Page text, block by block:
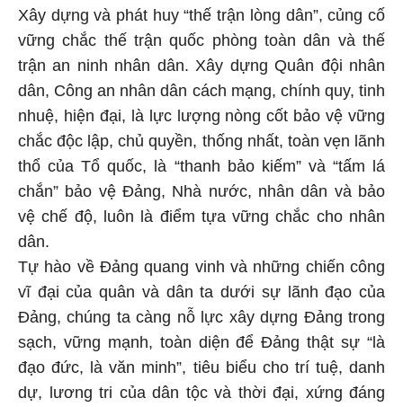
Xây dựng và phát huy “thế trận lòng dân”, củng cố
vững chắc thế trận quốc phòng toàn dân và thế
trận an ninh nhân dân. Xây dựng Quân đội nhân
dân, Công an nhân dân cách mạng, chính quy, tinh
nhuệ, hiện đại, là lực lượng nòng cốt bảo vệ vững
chắc độc lập, chủ quyền, thống nhất, toàn vẹn lãnh
thổ của Tổ quốc, là “thanh bảo kiếm” và “tấm lá
chắn” bảo vệ Đảng, Nhà nước, nhân dân và bảo
vệ chế độ, luôn là điểm tựa vững chắc cho nhân
dân.
Tự hào về Đảng quang vinh và những chiến công
vĩ đại của quân và dân ta dưới sự lãnh đạo của
Đảng, chúng ta càng nỗ lực xây dựng Đảng trong
sạch, vững mạnh, toàn diện để Đảng thật sự “là
đạo đức, là văn minh”, tiêu biểu cho trí tuệ, danh
dự, lương tri của dân tộc và thời đại, xứng đáng